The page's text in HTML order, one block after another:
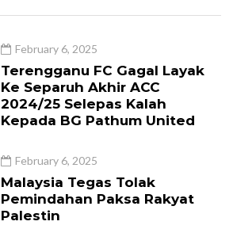
February 6, 2025
Terengganu FC Gagal Layak
Ke Separuh Akhir ACC
2024/25 Selepas Kalah
Kepada BG Pathum United
February 6, 2025
Malaysia Tegas Tolak
Pemindahan Paksa Rakyat
Palestin